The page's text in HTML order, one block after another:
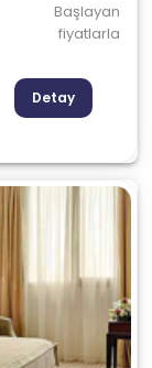
Başlayan
fiyatlarla
Detay